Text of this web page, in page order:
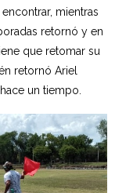
mientras
retornó y en
que retomar su
retornó Ariel
un tiempo.